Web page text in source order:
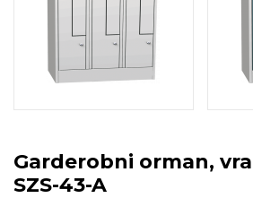
Garderobni orman,
SZS-43-A